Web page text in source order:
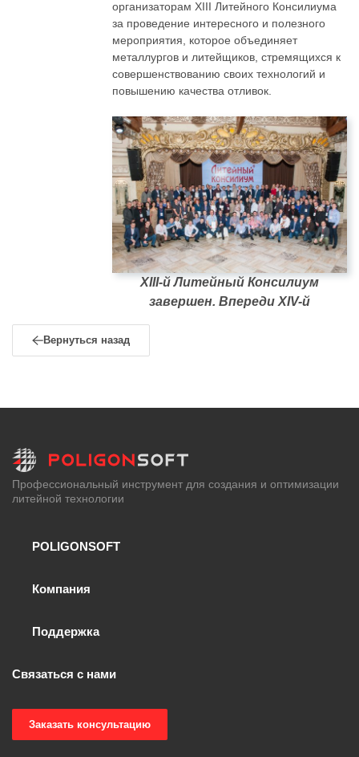
организаторам XIII Литейного Консилиума
за проведение интересного и полезного
мероприятия, которое объединяет
металлургов и литейщиков, стремящихся к
совершенствованию своих технологий и
повышению качества отливок.
XIII-й Литейный Консилиум
завершен. Впереди XIV-й
Вернуться назад
Профессиональный инструмент для создания и оптимизации
литейной технологии
POLIGONSOFT
Компания
Поддержка
Связаться с нами
Заказать консультацию